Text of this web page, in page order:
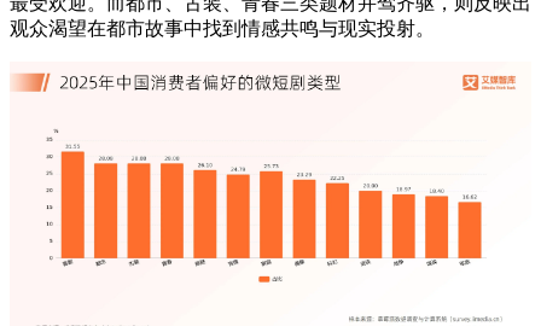
数据显示，在2025年中国消费者对微短剧最感兴趣的元素
中，剧情题材占比最高，达到35.87%，其次是制作质量，占
比33.71%，演员表演占比31.36%。艾媒咨询分析师认为，
2025年中国消费者对微短剧的偏好主要集中在剧情题材、制作
质量和演员表演上，这表明消费者对微短剧的内容品质提出了
更高要求，评判标准已从早期追求猎奇与快节奏，转向对叙事
深度、制作精良度与表演感染力三位一体的综合考量。